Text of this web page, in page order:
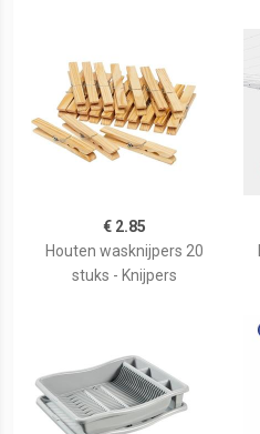
€ 2.85
Houten wasknijpers 20
stuks - Knijpers